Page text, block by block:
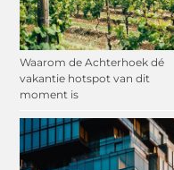
Waarom de Achterhoek dé
vakantie hotspot van dit
moment is